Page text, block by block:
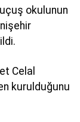
okulunun
Celal
kurulduğunu